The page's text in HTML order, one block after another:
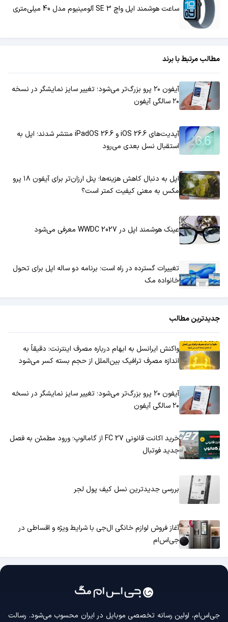
ساعت هوشمند اپل واچ SE 3 آلومینیوم مدل 40 میلی‌متری
مطالب مرتبط با برند
آیفون ۲۰ پرو بزرگ‌تر می‌شود؛ تغییر سایز نمایشگر در نسخه
۲۰ سالگی آیفون
آپدیت‌های iOS 26.6 و iPadOS 26.6 منتشر شدند؛ اپل به
استقبال نسل بعدی می‌رود
اپل به دنبال کاهش هزینه‌ها؛ پنل ارزان‌تر برای آیفون ۱۸ پرو
مکس به معنی کیفیت کمتر است؟
عینک هوشمند اپل در WWDC 2027 معرفی می‌شود
تغییرات گسترده در راه است؛ برنامه دو ساله اپل برای تحول
خانواده مک
جدیدترین مطالب
واکنش ایرانسل به ابهام درباره مصرف اینترنت: دقیقاً به
اندازه مصرف ترافیک بین‌الملل از حجم بسته کسر می‌شود
آیفون ۲۰ پرو بزرگ‌تر می‌شود؛ تغییر سایز نمایشگر در نسخه
۲۰ سالگی آیفون
خرید اکانت قانونی FC 27 از گامالوپ؛ ورود مطمئن به فصل
جدید فوتبال
بررسی جدیدترین نسل کیف پول لجر
آغاز فروش لوازم خانگی ال‌جی با شرایط ویژه و اقساطی در
جی‌اس‌ام
جی‌اس‌ام، اولین رسانه‌ تخصصی موبایل در ایران محسوب می‌شود. رسالت